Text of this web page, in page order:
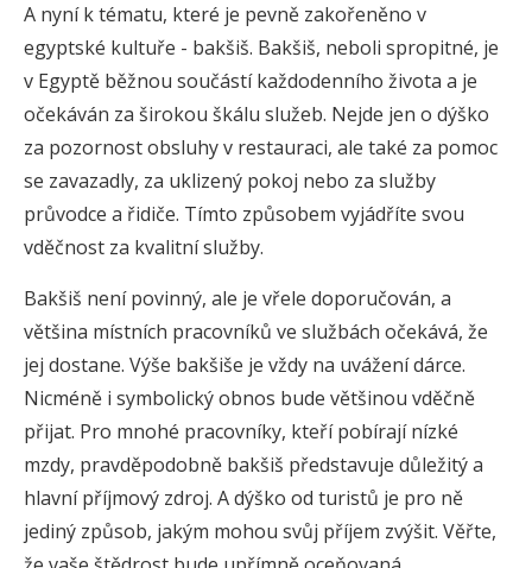
A nyní k tématu, které je pevně zakořeněno v
egyptské kultuře - bakšiš. Bakšiš, neboli spropitné, je
v Egyptě běžnou součástí každodenního života a je
očekáván za širokou škálu služeb. Nejde jen o dýško
za pozornost obsluhy v restauraci, ale také za pomoc
se zavazadly, za uklizený pokoj nebo za služby
průvodce a řidiče. Tímto způsobem vyjádříte svou
vděčnost za kvalitní služby.
Bakšiš není povinný, ale je vřele doporučován, a
většina místních pracovníků ve službách očekává, že
jej dostane. Výše bakšiše je vždy na uvážení dárce.
Nicméně i symbolický obnos bude většinou vděčně
přijat. Pro mnohé pracovníky, kteří pobírají nízké
mzdy, pravděpodobně bakšiš představuje důležitý a
hlavní příjmový zdroj. A dýško od turistů je pro ně
jediný způsob, jakým mohou svůj příjem zvýšit. Věřte,